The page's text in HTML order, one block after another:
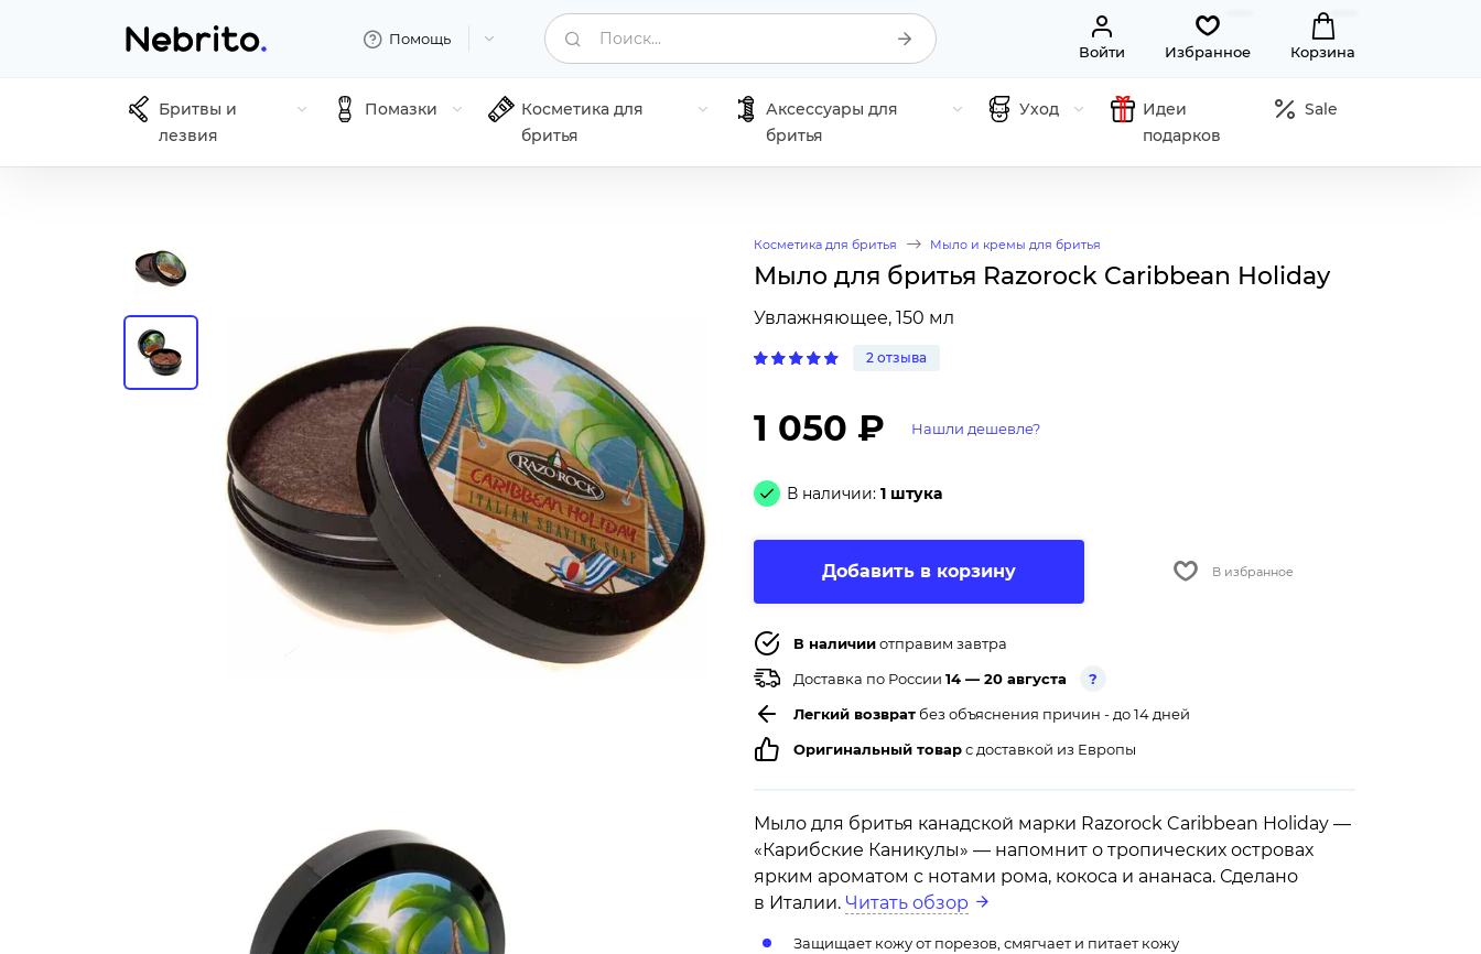
Помощь Поиск...
Войти Избранное Корзина
Бритвы и
лезвия
Помазки
Косметика для
бритья
Аксессуары для
бритья
Уход
Идеи
подарков
Sale
Косметика для бритья Мыло и кремы для бритья
Мыло для бритья Razorock Caribbean Holiday
Увлажняющее, 150 мл
2 отзыва
1 050 ₽ Нашли дешевле?
В наличии: 1 штука
Добавить в корзину В избранное
В наличииотправим завтра
Доставка по России 14 — 20 августа
?
Легкий возврат без объяснения причин - до 14 дней
Оригинальный товарс доставкой из Европы
Мыло для бритья канадской марки Razorock Caribbean Holiday —
«Карибские Каникулы» — напомнит о тропических островах
ярким ароматом с нотами рома, кокоса и ананаса. Сделано
в Италии. Читать обзор
Защищает кожу от порезов, смягчает и питает кожу